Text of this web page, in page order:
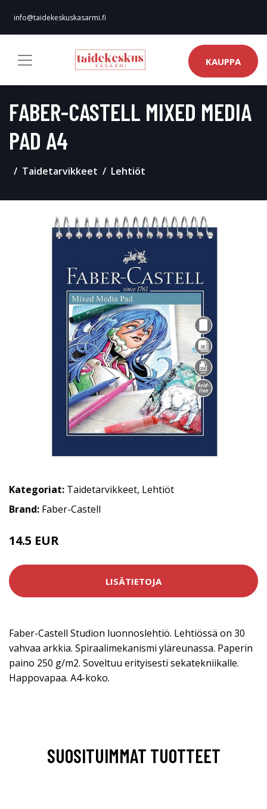
info@taidekeskuskasarmi.fi
KAUPPA
FABER-CASTELL MIXED MEDIA
PAD A4
Taidetarvikkeet Lehtiöt
Kategoriat: Taidetarvikkeet, Lehtiöt
Brand: Faber-Castell
14.5 EUR
LISÄTIETOJA
Faber-Castell Studion luonnoslehtiö. Lehtiössä on 30
vahvaa arkkia. Spiraalimekanismi yläreunassa. Paperin
paino 250 g/m2. Soveltuu erityisesti sekatekniikalle.
Happovapaa. A4-koko.
SUOSITUIMMAT TUOTTEET